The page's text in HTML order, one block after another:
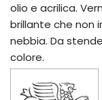
olio e acrilica.
brillante che non
nebbia. Da
colore.